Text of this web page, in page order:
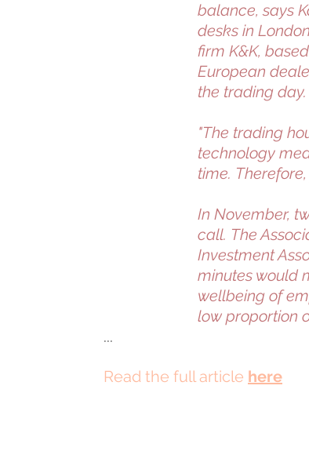
balance, says
desks in
firm K&K,
European
the trading day.
"The trading
technology
time.
In November,
call. The
Investment
minutes would
wellbeing of
low proportion
...
Read the full article here